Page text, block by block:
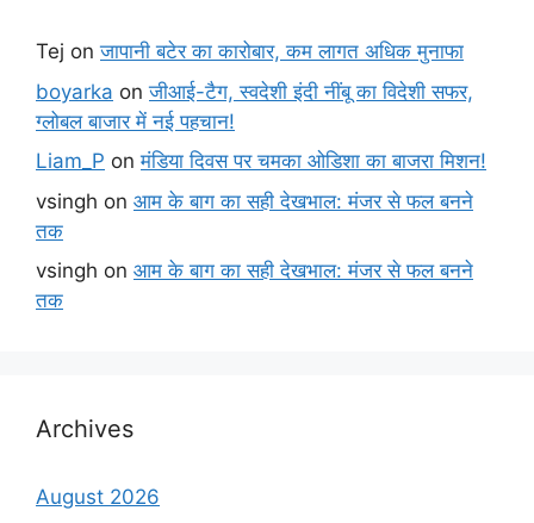
Tej onजापानी बटेर का कारोबार, कम लागत अधिक मुनाफा
boyarka onजीआई-टैग, स्वदेशी इंदी नींबू का विदेशी सफर,
ग्लोबल बाजार में नई पहचान!
Liam_P onमंडिया दिवस पर चमका ओडिशा का बाजरा मिशन!
vsingh on आम के बाग का सही देखभाल: मंजर से फल बनने
तक
vsingh on आम के बाग का सही देखभाल: मंजर से फल बनने
तक
Archives
August 2026